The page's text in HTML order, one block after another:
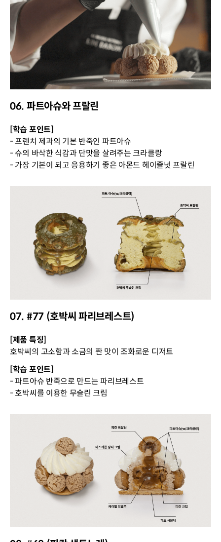
06. 파트아슈와 프랄린
[학습 포인트]
- 프렌치 제과의 기본 반죽인 파트아슈
- 슈의 바삭한 식감과 단맛을 살려주는 크라클랑
- 가장 기본이 되고 응용하기 좋은 아몬드 헤이즐넛 프랄린
07. #77 (호박씨 파리브레스트)
[제품 특징]
호박씨의 고소함과 소금의 짠 맛이 조화로운 디저트
[학습 포인트]
- 파트아슈 반죽으로 만드는 파리브레스트
- 호박씨를 이용한 무슬린 크림